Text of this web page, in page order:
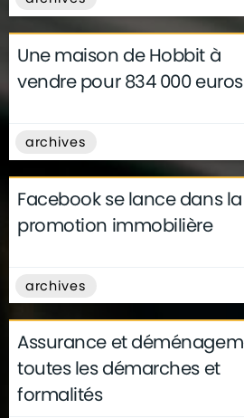
Une maison de Hobbit à
vendre pour 834 000 euros
archives
Facebook se lance dans la
promotion immobilière
archives
Assurance et
toutes les démarches et
formalités